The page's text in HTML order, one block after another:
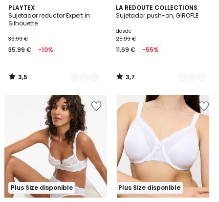
PLAYTEX
Sujetador reductor Expert in
Silhouette
39.99 €
35.99 € -10%
3,5
/ 5
3
Colores
3,5
/
LA REDOUTE COLLECTIONS
Sujetador push-on, GIROFLE
desde
25.99 €
11.69 € -55%
3,7
/ 5
3
Colores
3,7
/
Plus Size disponible Plus Size disponible